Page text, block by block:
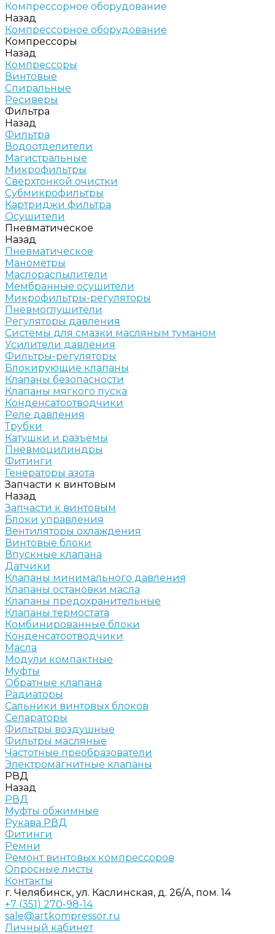
Компрессорное оборудование
Назад
Компрессорное оборудование
Компрессоры
Назад
Компрессоры
Винтовые
Спиральные
Ресиверы
Фильтра
Назад
Фильтра
Водоотделители
Магистральные
Микрофильтры
Сверхтонкой очистки
Субмикрофильтры
Картриджи фильтра
Осушители
Пневматическое
Назад
Пневматическое
Манометры
Маслораспылители
Мембранные осушители
Микрофильтры-регуляторы
Пневмоглушители
Регуляторы давления
Системы для смазки масляным туманом
Усилители давления
Фильтры-регуляторы
Блокирующие клапаны
Клапаны безопасности
Клапаны мягкого пуска
Конденсатоотводчики
Реле давления
Трубки
Катушки и разъёмы
Пневмоцилиндры
Фитинги
Генераторы азота
Запчасти к винтовым
Назад
Запчасти к винтовым
Блоки управления
Вентиляторы охлаждения
Винтовые блоки
Впускные клапана
Датчики
Клапаны минимального давления
Клапаны остановки масла
Клапаны предохранительные
Клапаны термостата
Комбинированные блоки
Конденсатоотводчики
Масла
Модули компактные
Муфты
Обратные клапана
Радиаторы
Сальники винтовых блоков
Сепараторы
Фильтры воздушные
Фильтры масляные
Частотные преобразователи
Электромагнитные клапаны
РВД
Назад
РВД
Муфты обжимные
Рукава РВД
Фитинги
Ремни
Ремонт винтовых компрессоров
Опросные листы
Контакты
г. Челябинск, ул. Каслинская, д. 26/А, пом. 14
+7 (351) 270-98-14
sale@artkompressor.ru
Личный кабинет